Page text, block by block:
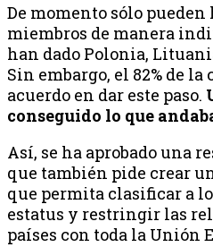
De momento sólo pueden
miembros de manera
han dado Polonia,
Sin embargo, el 82% de la
acuerdo en dar este paso.
conseguido lo que
Así, se ha aprobado una
que también pide crear
que permita clasificar a
estatus y restringir las
países con toda la Unión